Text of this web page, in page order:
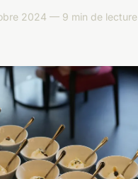
2024 — 9 min de lecture